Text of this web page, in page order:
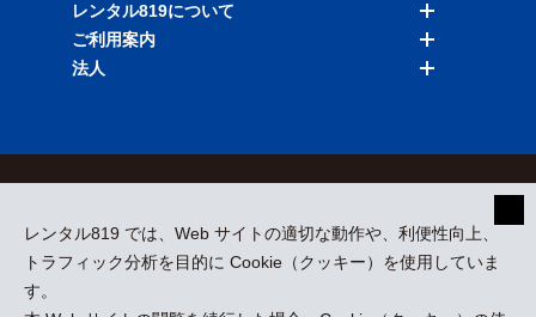
レンタル819 では、Web サイトの適切な動作や、利便性向上、
トラフィック分析を目的に Cookie（クッキー）を使用していま
す。
バイクを探す
店舗を探す
レンタル819について
料金表
ご利用案内
法人
採用情報
プレスリリース